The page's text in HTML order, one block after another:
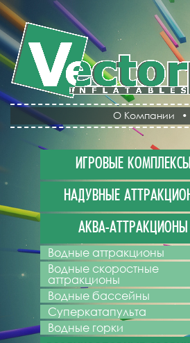
О Компании •
ИГРОВЫЕ КОМПЛЕКСЫ
НАДУВНЫЕ
АКВА-АТТРАКЦИОНЫ
Водные аттракционы
Водные скоростные
аттракционы
Водные бассейны
Суперкатапульта
Водные горки